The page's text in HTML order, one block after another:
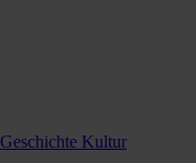
Geschichte Kultur